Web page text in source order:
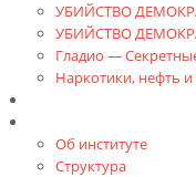
УБИЙСТВО
УБИЙСТВО
Гладио —
Наркотики, нефть
Об институте
Структура